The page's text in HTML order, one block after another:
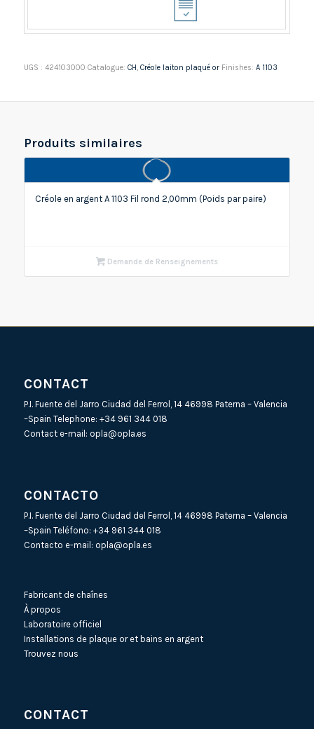
UGS : 424103000 Catalogue: CH Créole laiton plaqué or Finishes: A 1103
Produits similaires
Créole en argent A 1103 Fil rond 2,00mm (Poids par paire)
Demande de Renseignements
CONTACT
P.I. Fuente del Jarro Ciudad del Ferrol, 14 46998 Paterna – Valencia
–Spain Telephone: +34 961 344 018
Contact e-mail: opla@opla.es
CONTACTO
P.I. Fuente del Jarro Ciudad del Ferrol, 14 46998 Paterna – Valencia
–Spain Teléfono: +34 961 344 018
Contacto e-mail: opla@opla.es
Fabricant de chaînes
À propos
Laboratoire officiel
Installations de plaque or et bains en argent
Trouvez nous
CONTACT